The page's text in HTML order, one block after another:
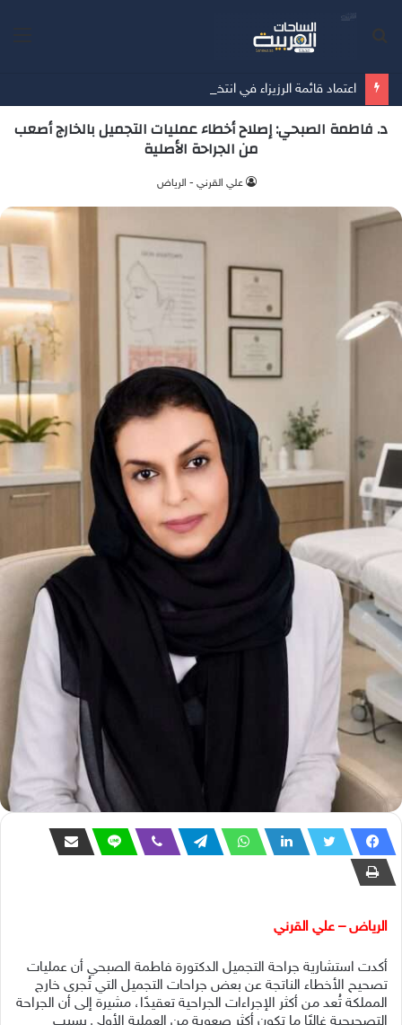
اعتماد قائمة الرزيزاء في انتخابات اتحاد كرة القدم
د. فاطمة الصبحي: إصلاح أخطاء عمليات التجميل بالخارج أصعب
من الجراحة الأصلية
علي القرني - الرياض
الرياض – علي القرني
أكدت استشارية جراحة التجميل الدكتورة فاطمة الصبحي أن عمليات
تصحيح الأخطاء الناتجة عن بعض جراحات التجميل التي تُجرى خارج
المملكة تُعد من أكثر الإجراءات الجراحية تعقيدًا، مشيرة إلى أن الجراحة